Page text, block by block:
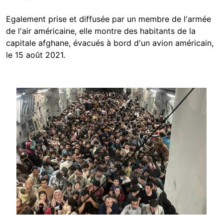
Egalement prise et diffusée par un membre de l'armée
de l'air américaine, elle montre des habitants de la
capitale afghane, évacués à bord d'un avion américain,
le 15 août 2021.
Image